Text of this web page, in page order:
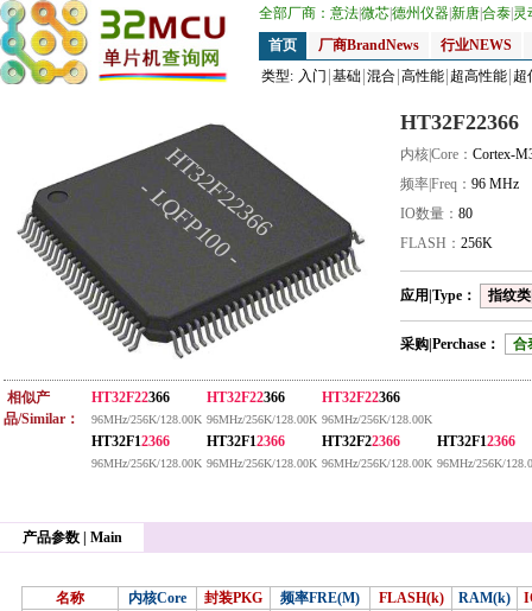
全部厂商： 意法微芯德州仪器新唐合泰 灵
首页
厂商BrandNews
行业NEWS
类型: 入门 基础 混合 高性能 超高性能 超
HT32F22366
- LQFP100 -
HT32F22366
内核|Core： Cortex-
频率|Freq： 96 MHz
IO数量： 80
FLASH： 256K
应用|Type： 指纹
采购|Perchase： 合
相似产
品/Similar：
HT32F22366
96MHz/256K/128.00K
HT32F22366
96MHz/256K/128.00K
HT32F22366
96MHz/256K/128.00K
HT32F12366
96MHz/256K/128.00K
HT32F12366
96MHz/256K/128.00K
HT32F22366
96MHz/256K/128.00K
HT32F12366
96MHz/256K/
产品参数 | Main
名称 内核Core 封装PKG 频率FRE(M) FLASH(k) RAM(k)